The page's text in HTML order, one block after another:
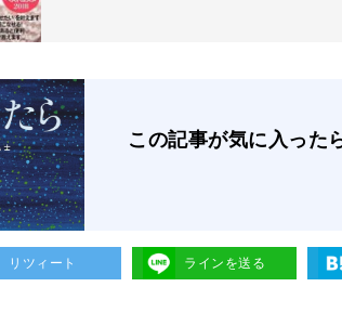
この記事が気に入った
リツィート ラインを送る